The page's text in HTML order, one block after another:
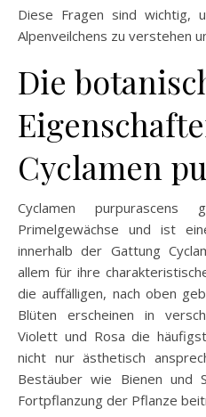
Diese Fragen sind wichtig,
Alpenveilchens zu verstehen
Die
Cyclamen
Cyclamen
Primelgewächse und ist
innerhalb der Gattung
allem für ihre
die auffälligen, nach oben
Blüten erscheinen in
Violett und Rosa die
nicht nur ästhetisch
Bestäuber wie Bienen und
Fortpflanzung der Pflanze